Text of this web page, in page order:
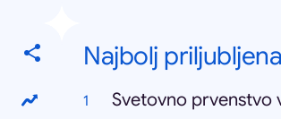
Najbolj
Svetovno prvenstvo